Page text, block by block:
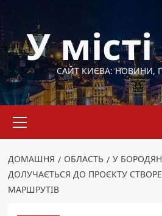
до
вмістуУ САЙТ КИЄВА: НОВИНИ,
меню
ДОМАШНЯ ОБЛАСТЬ
У
ДОЛУЧАЄТЬСЯ ДО ПРОЄКТУ
МАРШРУТІВ